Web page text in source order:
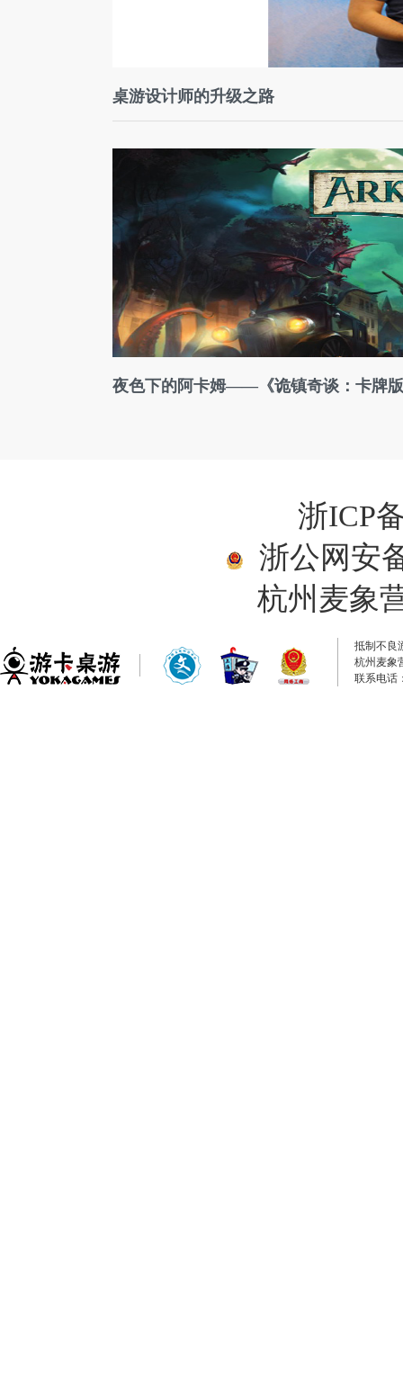
桌游设计师的升级之路
夜色下的阿卡姆——《诡镇奇谈：卡牌
浙ICP
浙公网安
杭州麦象
抵制不良
杭州麦象
联系电话